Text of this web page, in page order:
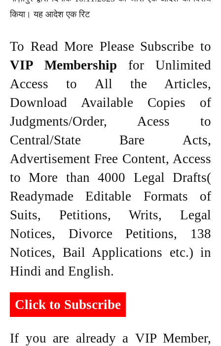
किया। यह आदेश एक रिट
To Read More Please Subscribe to
VIP Membership for Unlimited
Access to All the Articles,
Download Available Copies of
Judgments/Order, Acess to
Central/State Bare Acts,
Advertisement Free Content, Access
to More than 4000 Legal Drafts(
Readymade Editable Formats of
Suits, Petitions, Writs, Legal
Notices, Divorce Petitions, 138
Notices, Bail Applications etc.) in
Hindi and English.
Click to Subscribe
If you are already a VIP Member,